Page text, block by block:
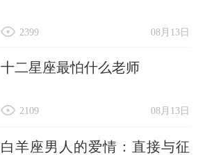
08月13日
2399
十二星座最怕什么老师
08月13日
2109
白羊座男人的爱情：直接与征